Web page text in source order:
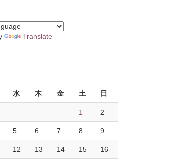
Translate
水 木 金 土 日
1 2
5 6 7 8 9
12 13 14 15 16